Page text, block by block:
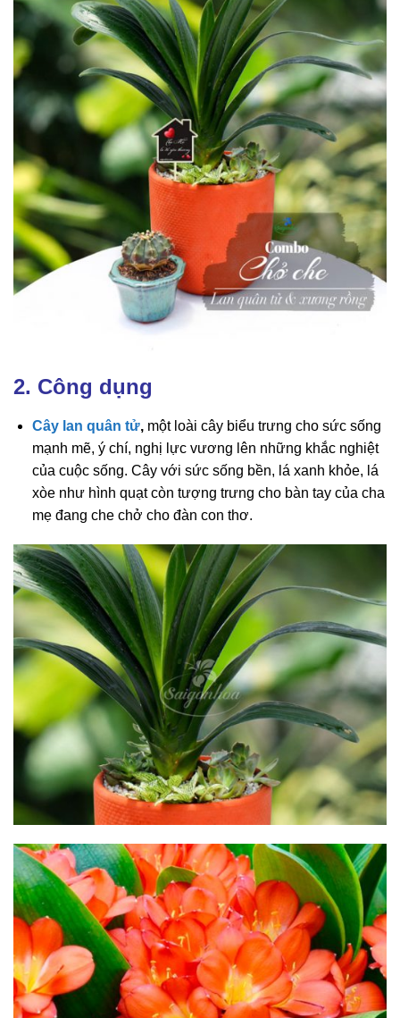
2. Công dụng
Cây lan quân tử, một loài cây biểu trưng cho sức sống
mạnh mẽ, ý chí, nghị lực vương lên những khắc nghiệt
của cuộc sống. Cây với sức sống bền, lá xanh khỏe, lá
xòe như hình quạt còn tượng trưng cho bàn tay của cha
mẹ đang che chở cho đàn con thơ.